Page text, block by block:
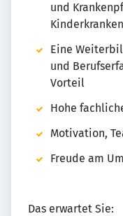
und
Eine
und
Vorteil
Hohe
Motivation,
Freude am
Das erwartet Sie: